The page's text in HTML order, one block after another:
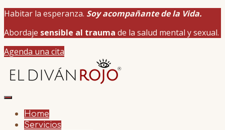
Habitar la esperanza. Soy acompañante de la Vida.
Abordaje sensible al trauma de la salud mental y sexual.
Agenda una cita
Home
Servicios